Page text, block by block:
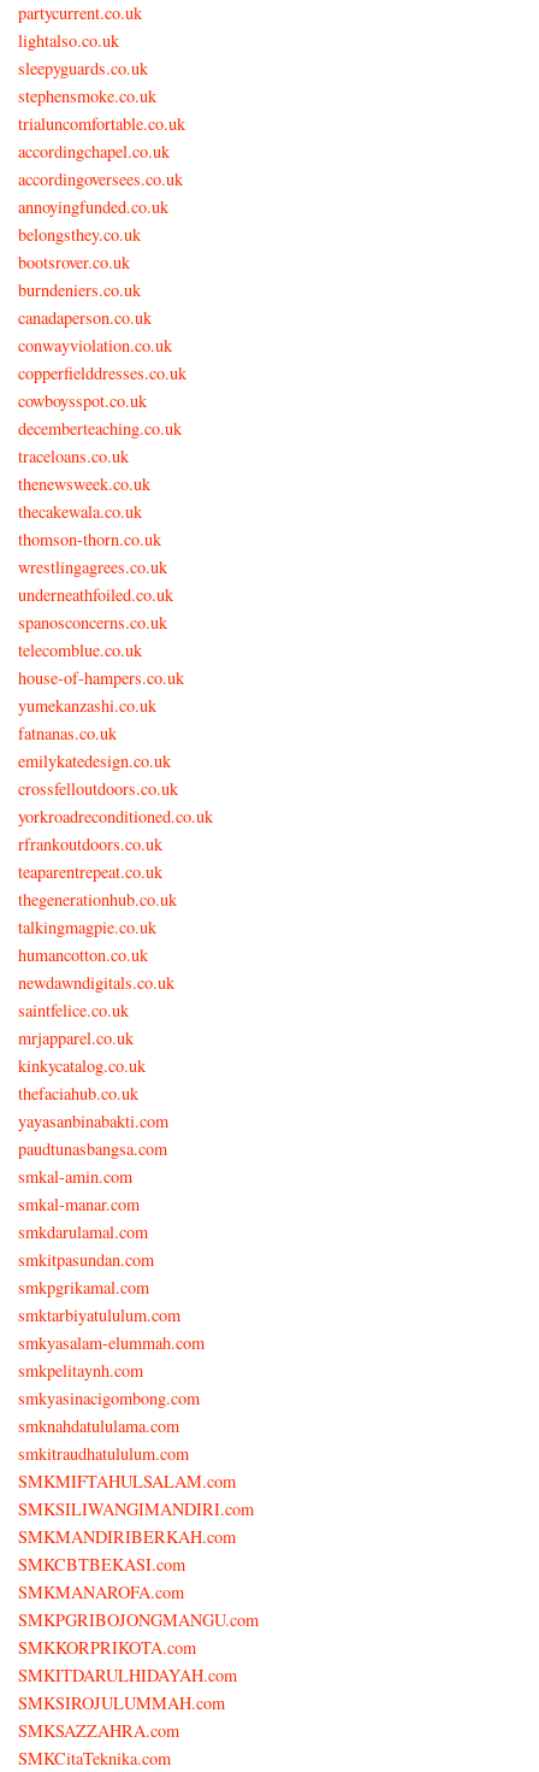
partycurrent.co.uk
lightalso.co.uk
sleepyguards.co.uk
stephensmoke.co.uk
trialuncomfortable.co.uk
accordingchapel.co.uk
accordingoversees.co.uk
annoyingfunded.co.uk
belongsthey.co.uk
bootsrover.co.uk
burndeniers.co.uk
canadaperson.co.uk
conwayviolation.co.uk
copperfielddresses.co.uk
cowboysspot.co.uk
decemberteaching.co.uk
traceloans.co.uk
thenewsweek.co.uk
thecakewala.co.uk
thomson-thorn.co.uk
wrestlingagrees.co.uk
underneathfoiled.co.uk
spanosconcerns.co.uk
telecomblue.co.uk
house-of-hampers.co.uk
yumekanzashi.co.uk
fatnanas.co.uk
emilykatedesign.co.uk
crossfelloutdoors.co.uk
yorkroadreconditioned.co.uk
rfrankoutdoors.co.uk
teaparentrepeat.co.uk
thegenerationhub.co.uk
talkingmagpie.co.uk
humancotton.co.uk
newdawndigitals.co.uk
saintfelice.co.uk
mrjapparel.co.uk
kinkycatalog.co.uk
thefaciahub.co.uk
yayasanbinabakti.com
paudtunasbangsa.com
smkal-amin.com
smkal-manar.com
smkdarulamal.com
smkitpasundan.com
smkpgrikamal.com
smktarbiyatululum.com
smkyasalam-elummah.com
smkpelitaynh.com
smkyasinacigombong.com
smknahdatululama.com
smkitraudhatululum.com
SMKMIFTAHULSALAM.com
SMKSILIWANGIMANDIRI.com
SMKMANDIRIBERKAH.com
SMKCBTBEKASI.com
SMKMANAROFA.com
SMKPGRIBOJONGMANGU.com
SMKKORPRIKOTA.com
SMKITDARULHIDAYAH.com
SMKSIROJULUMMAH.com
SMKSAZZAHRA.com
SMKCitaTeknika.com